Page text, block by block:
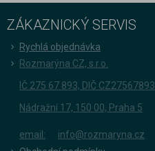
ZÁKAZNICKÝ SERVIS
Rychlá objednávka
Rozmarýna CZ, s.r.o.
IČ 275 67 893, DIČ CZ27567893
Nádražní 17, 150 00, Praha 5
email:
info@rozmaryna.cz